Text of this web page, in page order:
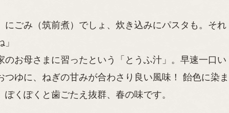
にごみ（筑前煮）でしょ、炊き込みにパスタも。それ
お母さまに習ったという「とうふ汁」。早速一口い
ゆに、ねぎの甘みが合わさり良い風味！ 飴色に染ま
くぽくと歯ごたえ抜群、春の味です。